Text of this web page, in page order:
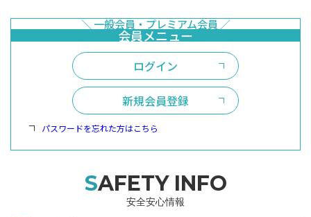
ログイン
新規会員登録
パスワードを忘れた方はこちら
SAFETY INFO
安全安心情報